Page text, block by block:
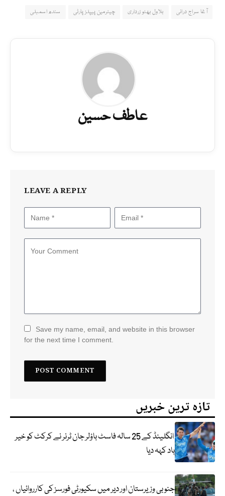
آغا سراج درانی بلاول بھٹو زرداری چیئرمین پیپلز پارٹی سندھ اسمبلی
عاطف حسین
LEAVE A REPLY
Save my name, email, and website in this browser
for the next time I comment.
تازہ ترین خبریں
انگلینڈ کے 25 سالہ فاسٹ باؤلر جان ٹرنر نے کرکٹ کو خیر
باد کہہ دیا
جنوبی وزیرستان اور دیر میں سکیورٹی فورسز کی کارروائیاں ،